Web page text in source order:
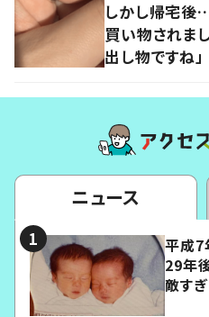
しかし帰宅後
買い物されまし
出し物ですね」
ニュース
平成7
29年
敵すぎ